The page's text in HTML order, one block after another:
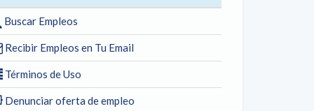
Buscar Empleos
Recibir Empleos en Tu Email
Términos de Uso
Denunciar oferta de empleo